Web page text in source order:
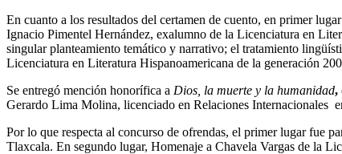
En cuanto a los resultados del certamen de cuento, en primer
Ignacio Pimentel Hernández, exalumno de la Licenciatura en
singular planteamiento temático y narrativo; el tratamiento
Licenciatura en Literatura Hispanoamericana de la generación
Se entregó mención honorífica a Dios, la muerte y la humanidad,
Gerardo Lima Molina, licenciado en Relaciones Internacionales
Por lo que respecta al concurso de ofrendas, el primer lugar fue
Tlaxcala. En segundo lugar, Homenaje a Chavela Vargas de la